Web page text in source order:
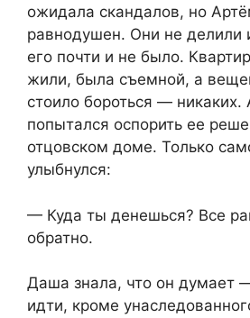
ожидала скандалов, но
равнодушен. Они не
его почти и не было.
жили, была съемной, а
стоило бороться —
попытался оспорить ее
отцовском доме. Только
улыбнулся:
— Куда ты денешься? Все
обратно.
Даша знала, что он думает
идти, кроме